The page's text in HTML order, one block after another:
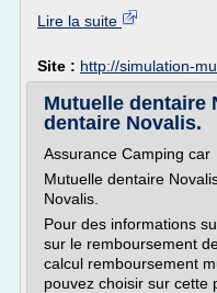
Lire la suite
Site : http://simulation-
Mutuelle dentaire
dentaire Novalis.
Assurance Camping car
Mutuelle dentaire
Novalis.
Pour des informations
sur le remboursement
calcul remboursement
pouvez choisir sur cette